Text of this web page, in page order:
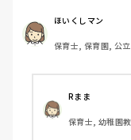
ほいくしマン
保育士, 保育園, 公
Rまま
保育士, 幼稚園